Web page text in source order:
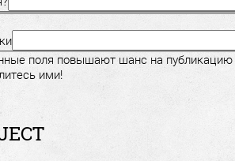
поля повышают шанс на публикацию
ими!